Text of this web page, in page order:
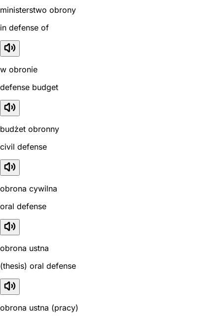
ministerstwo obrony
in defense of
w obronie
defense budget
budżet obronny
civil defense
obrona cywilna
oral defense
obrona ustna
(thesis) oral defense
obrona ustna (pracy)